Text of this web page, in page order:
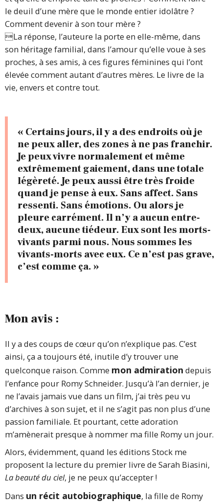
le deuil d’une mère que le monde entier idolâtre ?
Comment devenir à son tour mère ?
La réponse, l’auteure la porte en elle-même, dans
son héritage familial, dans l’amour qu’elle voue à ses
proches, à ses amis, à ces figures féminines qui l’ont
élevée comment autant d’autres mères. Le livre de la
vie, envers et contre tout.
« Certains jours, il y a des endroits où je
ne peux aller, des zones à ne pas franchir.
Je peux vivre normalement et même
extrêmement gaiement, dans une totale
légèreté. Je peux aussi être très froide
quand je pense à eux. Sans affect. Sans
ressenti. Sans émotions. Ou alors je
pleure carrément. Il n’y a aucun entre-
deux, aucune tiédeur. Eux sont les morts-
vivants parmi nous. Nous sommes les
vivants-morts avec eux. Ce n’est pas grave,
c’est comme ça. »
Mon avis :
Il y a des coups de cœur qu’on n’explique pas. C’est
ainsi, ça a toujours été, inutile d’y trouver une
quelconque raison. Comme mon admiration depuis
l’enfance pour Romy Schneider. Jusqu’à l’an dernier, je
ne l’avais jamais vue dans un film, j’ai très peu vu
d’archives à son sujet, et il ne s’agit pas non plus d’une
passion familiale. Et pourtant, cette adoration
m’amènerait presque à nommer ma fille Romy un jour.
Alors, évidemment, quand les éditions Stock me
proposent la lecture du premier livre de Sarah Biasini,
La beauté du ciel, je ne peux qu’accepter !
Dans un récit autobiographique, la fille de Romy